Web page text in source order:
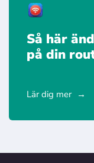
Så här
på din
Lär dig mer